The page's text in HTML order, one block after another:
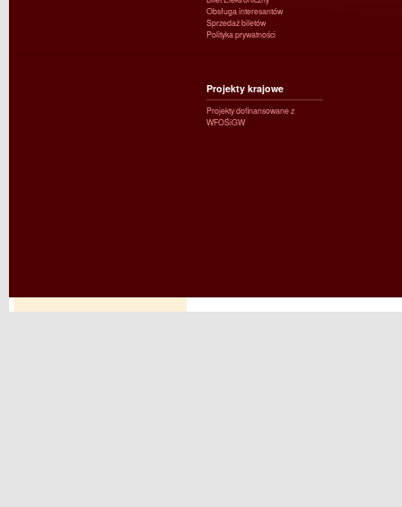
Obsługa interesantów
Sprzedaż biletów
Polityka prywatności
Projekty krajowe
Projekty dofinansowane z
WFOŚiGW